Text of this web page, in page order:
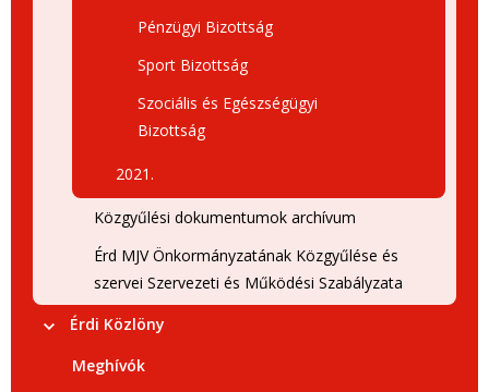
Pénzügyi Bizottság
Sport Bizottság
Szociális és Egészségügyi
Bizottság
2021.
Közgyűlési dokumentumok archívum
Érd MJV Önkormányzatának Közgyűlése és
szervei Szervezeti és Működési Szabályzata
Érdi Közlöny
Meghívók